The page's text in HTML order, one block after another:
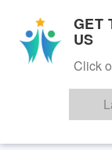
Back
GET
US
Click